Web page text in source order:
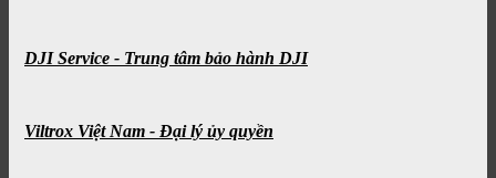
DJI Service - Trung tâm bảo hành DJI
Viltrox Việt Nam - Đại lý ủy quyền